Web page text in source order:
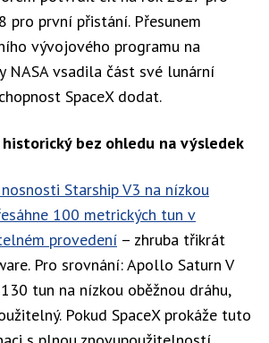
pro první přistání. Přesunem
vývojového programu na
NASA vsadila část své lunární
SpaceX dodat.
bez ohledu na výsledek
Starship V3 na nízkou
100 metrických tun v
provedení – zhruba třikrát
Pro srovnání: Apollo Saturn V
tun na nízkou oběžnou dráhu,
Pokud SpaceX prokáže tuto